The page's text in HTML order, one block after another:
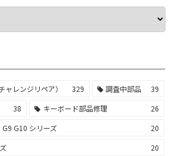
ャレンジリペア） 329 調査中部品
39
38 キーボード部品修理
26
G10 シリーズ
20
20